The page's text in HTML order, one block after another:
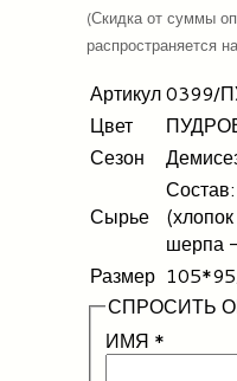
(Скидка от суммы
распространяется
Артикул0399/
Цвет
Сезон
Сырье
шерпа
Размер
СПРОСИТЬ
ИМЯ *